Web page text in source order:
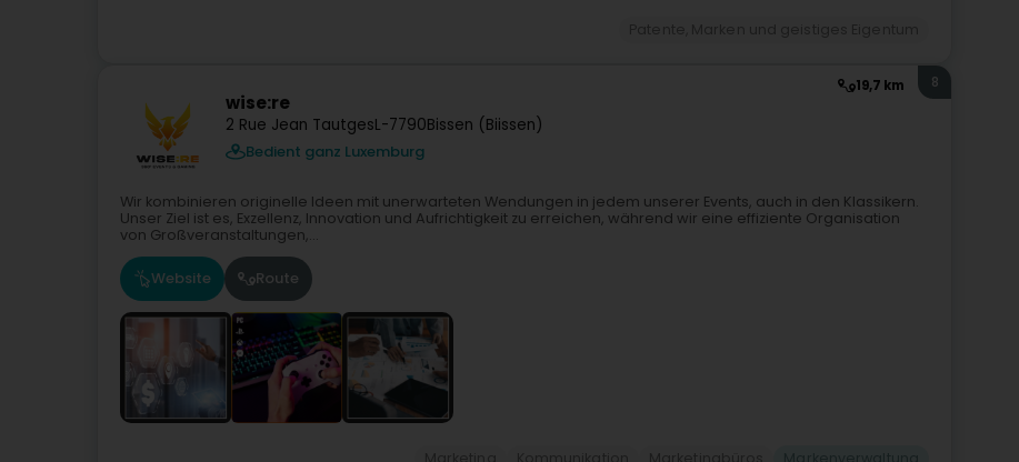
19,7 km
wise:re
2 Rue Jean TautgesL-7790Bissen (Biissen)
Bedient ganz Luxemburg
8
Wir kombinieren originelle Ideen mit unerwarteten Wendungen in jedem unserer Events, auch in den Klassikern.
Unser Ziel ist es, Exzellenz, Innovation und Aufrichtigkeit zu erreichen, während wir eine effiziente Organisation
von Großveranstaltungen,...
Website Route